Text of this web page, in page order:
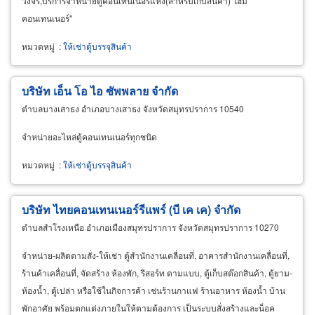
คอนเทนเนอร์"
หมวดหมู่ :ให้เช่าตู้บรรจุสินค้า
บริษัท เอ็น โอ ไอ ซัพพลาย จำกัด
ตำบลบางเสาธง อำเภอบางเสาธง จังหวัดสมุทรปราการ 10540
จำหน่ายอะไหล่ตู้คอนเทนเนอร์ทุกชนิด
หมวดหมู่ :ให้เช่าตู้บรรจุสินค้า
บริษัท ไทยคอนเทนเนอร์รีแพร์ (บี เค เค) จำกัด
ตำบลสำโรงเหนือ อำเภอเมืองสมุทรปราการ จังหวัดสมุทรปราการ 10270
จำหน่าย-ผลิตตามสั่ง-ให้เช่า ตู้สำนักงานเคลื่อนที่, อาคารสำนักงานเคลื่อนที่,
ร้านค้าเคลื่อนที่, จัดสร้าง ห้องพัก, รีสอร์ท ตามแบบ, ตู้เก็บสต๊อกสินค้า, ตู้ยาม-
ห้องน้ำ, ตู้เปล่า หรือใช้ในกิจการค้า เช่นร้านกาแฟ ร้านอาหาร ห้องน้ำ บ้าน
พักอาศัย พร้อมตกแต่งภายในให้ตามต้องการ เป็นระบบสั่งสร้างและน็อค